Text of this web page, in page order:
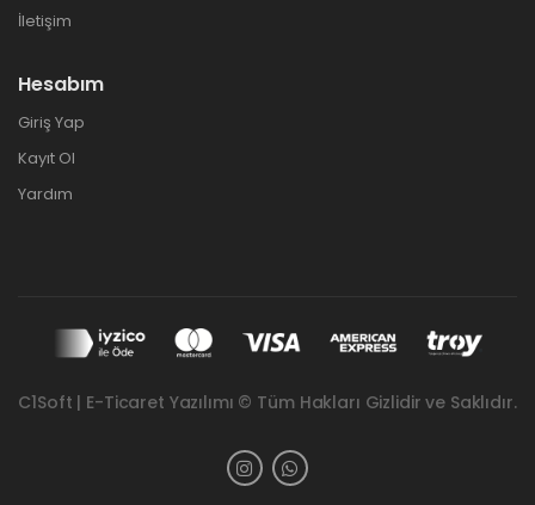
İletişim
Hesabım
Giriş Yap
Kayıt Ol
Yardım
C1Soft | E-Ticaret Yazılımı © Tüm Hakları Gizlidir ve Saklıdır.